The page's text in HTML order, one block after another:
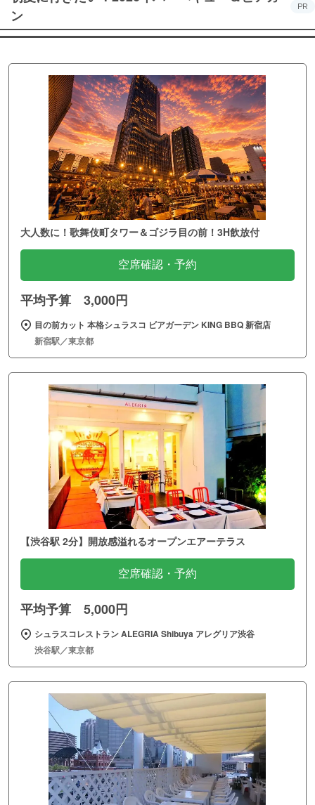
ン
PR
大人数に！歌舞伎町タワー＆ゴジラ目の前！3H飲放付
空席確認・予約
平均予算 3,000円
目の前カット 本格シュラスコ ビアガーデン KING BBQ 新宿店
新宿駅／東京都
【渋谷駅 2分】開放感溢れるオープンエアーテラス
空席確認・予約
平均予算 5,000円
シュラスコレストラン ALEGRIA Shibuya アレグリア渋谷
渋谷駅／東京都